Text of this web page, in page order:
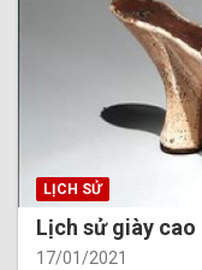
LỊCH SỬ
Lịch sử giày
17/01/2021